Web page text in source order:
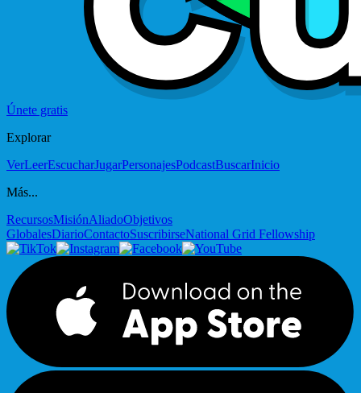
Únete gratis
Explorar
VerLeerEscucharJugarPersonajesPodcastBuscarInicio
Más...
RecursosMisiónAliadoObjetivos
GlobalesDiarioContactoSuscribirseNational Grid Fellowship